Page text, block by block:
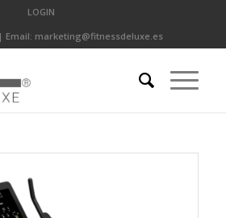
herramientas
LOGIN
marketing@fitnessdeluxe.es